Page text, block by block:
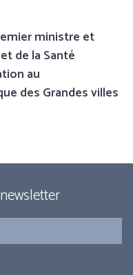
ministre et
de la Santé
au
des Grandes villes